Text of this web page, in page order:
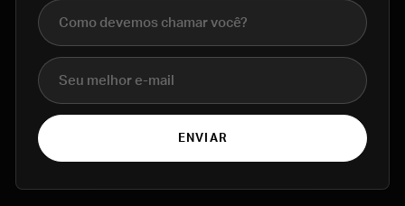
Nome completo
E-mail
ENVIAR